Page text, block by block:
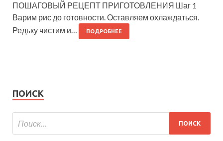
ПОШАГОВЫЙ РЕЦЕПТ ПРИГОТОВЛЕНИЯ Шаг 1
Варим рис до готовности. Оставляем охлаждаться.
Редьку чистим и…
ПОДРОБНЕЕ
ПОИСК